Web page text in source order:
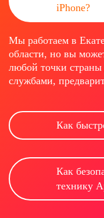
iPhone?
Мы работаем в
области, но вы
любой точки
службами,
Как
Как
технику